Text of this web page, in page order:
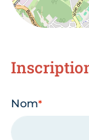
Nom